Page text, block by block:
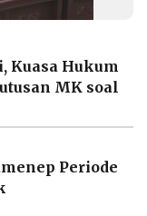
Kuasa Hukum
MK soal
Periode